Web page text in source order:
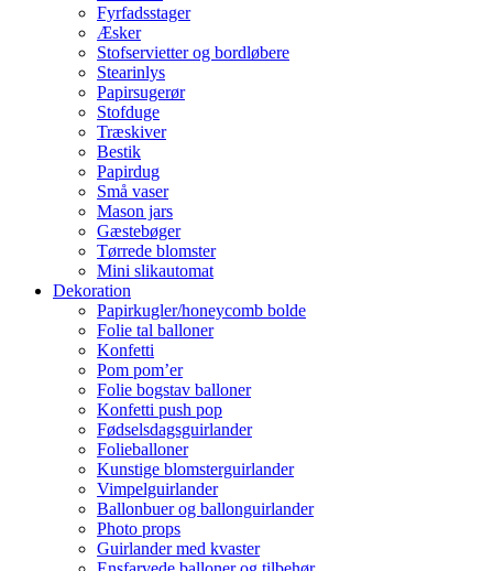
Fyrfadsstager
Æsker
Stofservietter og bordløbere
Stearinlys
Papirsugerør
Stofduge
Træskiver
Bestik
Papirdug
Små vaser
Mason jars
Gæstebøger
Tørrede blomster
Mini slikautomat
Dekoration
Papirkugler/honeycomb bolde
Folie tal balloner
Konfetti
Pom pom’er
Folie bogstav balloner
Konfetti push pop
Fødselsdagsguirlander
Folieballoner
Kunstige blomsterguirlander
Vimpelguirlander
Ballonbuer og ballonguirlander
Photo props
Guirlander med kvaster